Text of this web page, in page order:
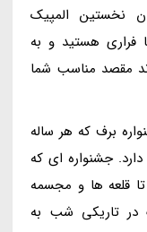
نخستین المپیک
فراری هستید و به
مقصد مناسب شما
برف که هر ساله
جشنواره ای که
قلعه ها و مجسمه
در تاریکی شب به